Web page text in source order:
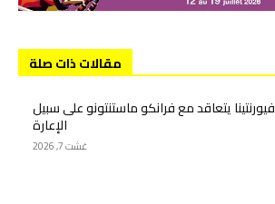
مقالات ذات صلة
فيورنتينا يتعاقد مع فرانكو ماستنتونو على سبيل
الإعارة
غشت 7, 2026